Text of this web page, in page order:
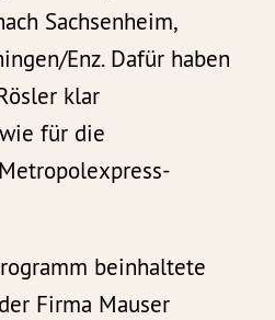
Sachsenheim,
Enz. Dafür haben
klar
für die
beinhaltete
Firma Mauser